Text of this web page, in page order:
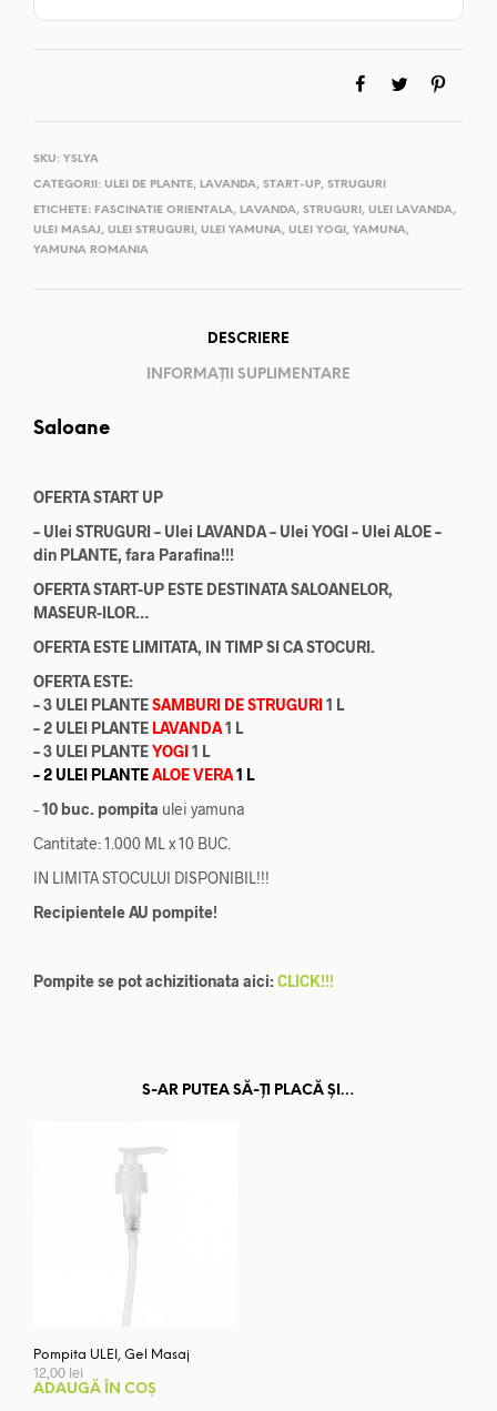
SKU: YSLYA
CATEGORII: ULEI DE PLANTE, LAVANDA, START-UP, STRUGURI
ETICHETE: FASCINATIE ORIENTALA, LAVANDA, STRUGURI , ULEI LAVANDA,
ULEI MASAJ, ULEI STRUGURI , ULEI YAMUNA, ULEI YOGI , YAMUNA,
YAMUNA ROMANIA
DESCRIERE
INFORMAȚII SUPLIMENTARE
Saloane
OFERTA START UP
– Ulei STRUGURI – Ulei LAVANDA – Ulei YOGI – Ulei ALOE –
din PLANTE, fara Parafina!!!
OFERTA START-UP ESTE DESTINATA SALOANELOR,
MASEUR-ILOR…
OFERTA ESTE LIMITATA, IN TIMP SI CA STOCURI.
OFERTA ESTE:
– 3 ULEI PLANTESAMBURI DE STRUGURI1 L
– 2 ULEI PLANTE LAVANDA1 L
– 3 ULEI PLANTEYOGI1 L
– 2 ULEI PLANTEALOE VERA1 L
–10 buc. pompita ulei yamuna
Cantitate: 1.000 ML x 10 BUC.
IN LIMITA STOCULUI DISPONIBIL!!!
Recipientele AU pompite!
Pompite se pot achizitionata aici:CLICK!!!
S-AR PUTEA SĂ-ȚI PLACĂ ȘI…
Pompita ULEI, Gel Masaj
12,00 lei
ADAUGĂ ÎN COȘ